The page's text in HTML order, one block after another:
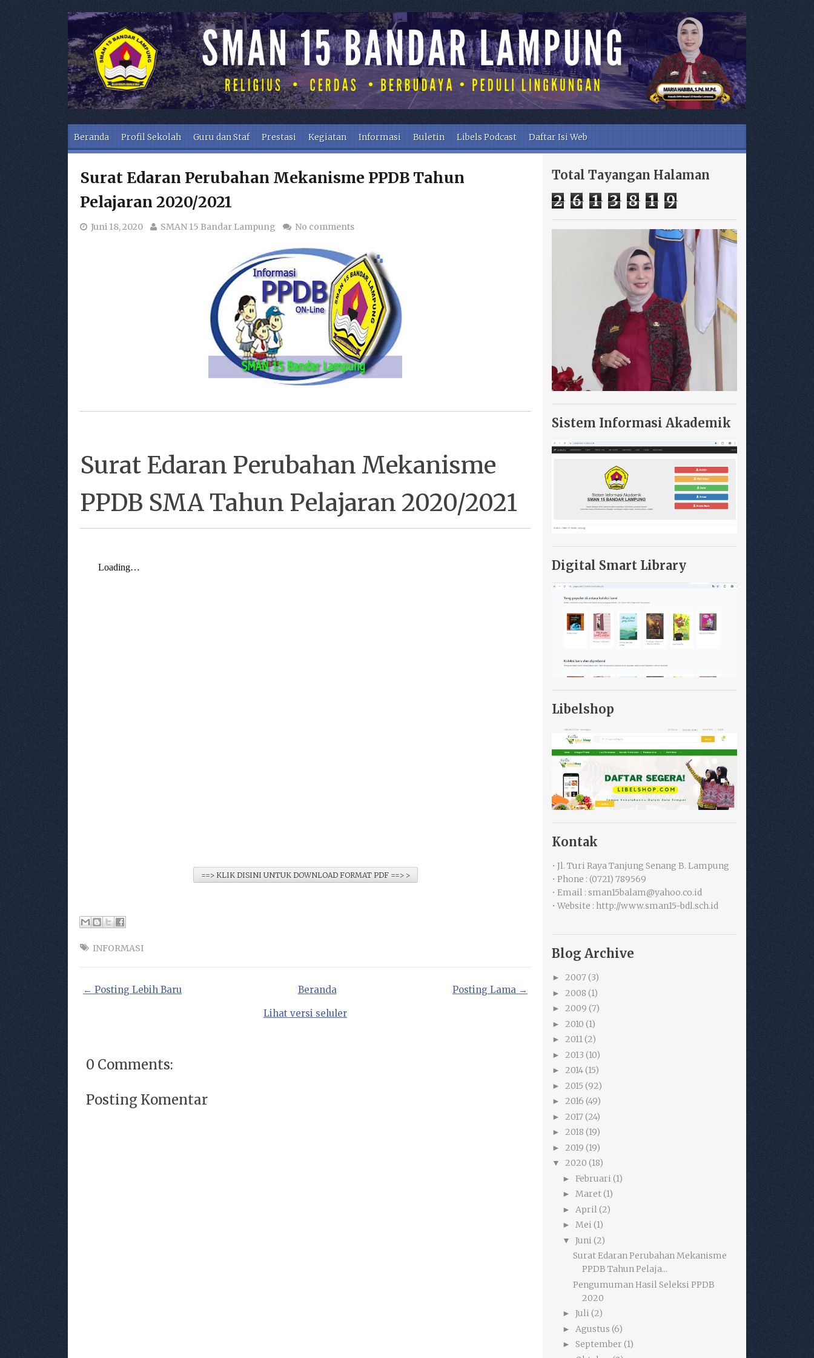
Skip to content
Beranda Profil Sekolah Guru dan Staf Prestasi Kegiatan Informasi Buletin Libels Podcast Daftar Isi Web
Surat Edaran Perubahan Mekanisme PPDB Tahun
Pelajaran 2020/2021
Juni 18, 2020 SMAN 15 Bandar Lampung No comments
Surat Edaran Perubahan Mekanisme
PPDB SMA Tahun Pelajaran 2020/2021
==> KLIK DISINI UNTUK DOWNLOAD FORMAT PDF ==> >
INFORMASI
← Posting Lebih Baru Posting Lama →
Beranda
Lihat versi seluler
0 Comments:
Posting Komentar
Total Tayangan Halaman
2 6 1 3 8 1 9
Sistem Informasi Akademik
Digital Smart Library
Libelshop
Kontak
• Jl. Turi Raya Tanjung Senang B. Lampung
• Phone : (0721) 789569
• Email : sman15balam@yahoo.co.id
• Website : http://www.sman15-bdl.sch.id
Blog Archive
► 2007 (3)
► 2008 (1)
► 2009 (7)
► 2010 (1)
► 2011(2)
► 2013 (10)
► 2014(15)
► 2015 (92)
► 2016 (49)
► 2017 (24)
► 2018 (19)
► 2019 (19)
▼ 2020 (18)
► Februari (1)
► Maret(1)
► April(2)
► Mei (1)
▼ Juni (2)
Surat Edaran Perubahan Mekanisme
PPDB Tahun Pelaja...
Pengumuman Hasil Seleksi PPDB
2020
► Juli (2)
► Agustus (6)
► September (1)